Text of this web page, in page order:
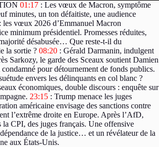
01:17 : Les vœux de Macron, symptôme
minutes, un ton défaitiste, une audience
les vœux 2026 d’Emmanuel Macron
minimum présidentiel. Promesses réduites,
désabusée… Que reste-t-il du
la sortie ? 08:20 : Gérald Darmanin, indulgent
Sarkozy, le garde des Sceaux soutient Damien
pour détournement de fonds publics.
envers les délinquants en col blanc ?
économiques, double discours : enquête sur
23:15 : Trump menace les juges
américaine envisage des sanctions contre
l’extrême droite en Europe. Après l’AfD,
CPI, des juges français. Une offensive
de la justice… et un révélateur de la
aux États-Unis.